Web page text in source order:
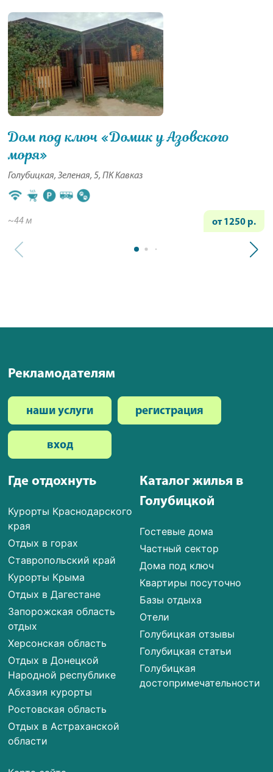
Дом под ключ «Домик у Азовского
моря»
Голубицкая, Зеленая, 5, ПК Кавказ
~44 м от 1250 р.
Где отдохнуть
Курорты Краснодарского
края
Отдых в горах
Ставропольский край
Курорты Крыма
Отдых в Дагестане
Запорожская область
отдых
Херсонская область
Отдых в Донецкой
Народной республике
Абхазия курорты
Ростовская область
Отдых в Астраханской
области
Каталог жилья в
Голубицкой
Гостевые дома
Частный сектор
Дома под ключ
Квартиры посуточно
Базы отдыха
Отели
Голубицкая отзывы
Голубицкая статьи
Голубицкая
достопримечательности
Рекламодателям
наши услуги регистрация
вход